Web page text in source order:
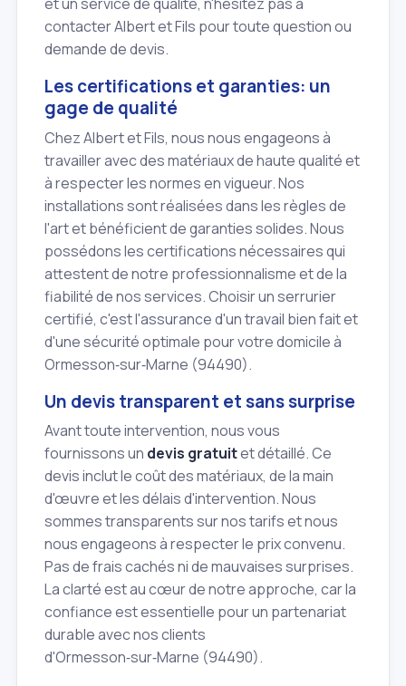
contacter Albert et Fils pour toute question ou
demande de devis.
Les certifications et garanties: un
gage de qualité
Chez Albert et Fils, nous nous engageons à
travailler avec des matériaux de haute qualité et
à respecter les normes en vigueur. Nos
installations sont réalisées dans les règles de
l'art et bénéficient de garanties solides. Nous
possédons les certifications nécessaires qui
attestent de notre professionnalisme et de la
fiabilité de nos services. Choisir un serrurier
certifié, c'est l'assurance d'un travail bien fait et
d'une sécurité optimale pour votre domicile à
Ormesson‑sur‑Marne (94490).
Un devis transparent et sans surprise
Avant toute intervention, nous vous
fournissons un devis gratuitet détaillé. Ce
devis inclut le coût des matériaux, de la main
d'œuvre et les délais d'intervention. Nous
sommes transparents sur nos tarifs et nous
nous engageons à respecter le prix convenu.
Pas de frais cachés ni de mauvaises surprises.
La clarté est au cœur de notre approche, car la
confiance est essentielle pour un partenariat
durable avec nos clients
d'Ormesson‑sur‑Marne (94490).